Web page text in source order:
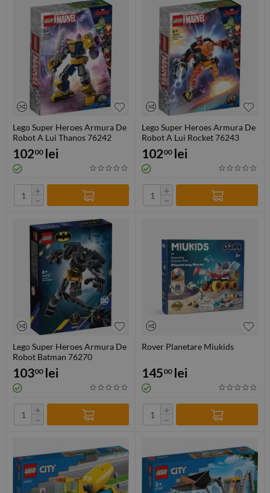
Lego Super Heroes Armura De
Robot A Lui Thanos 76242
10200 lei
+
−
Lego Super Heroes Armura De
Robot A Lui Rocket 76243
10200 lei
+
−
Lego Super Heroes Armura De
Robot Batman 76270
10300 lei
+
−
Rover Planetare Miukids
14500 lei
+
−